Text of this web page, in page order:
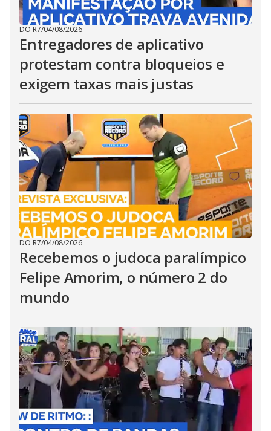
DO R7/04/08/2026
Entregadores de aplicativo
protestam contra bloqueios e
exigem taxas mais justas
DO R7/04/08/2026
Recebemos o judoca paralímpico
Felipe Amorim, o número 2 do
mundo